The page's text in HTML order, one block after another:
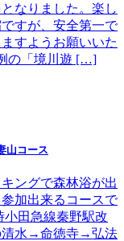
なりました。楽し
すが、安全第一で
すようお願いいた
の「境川遊 […]
山コース
ングで森林浴が出
加出来るコースで
田急線秦野駅改
清水→命徳寺→弘法